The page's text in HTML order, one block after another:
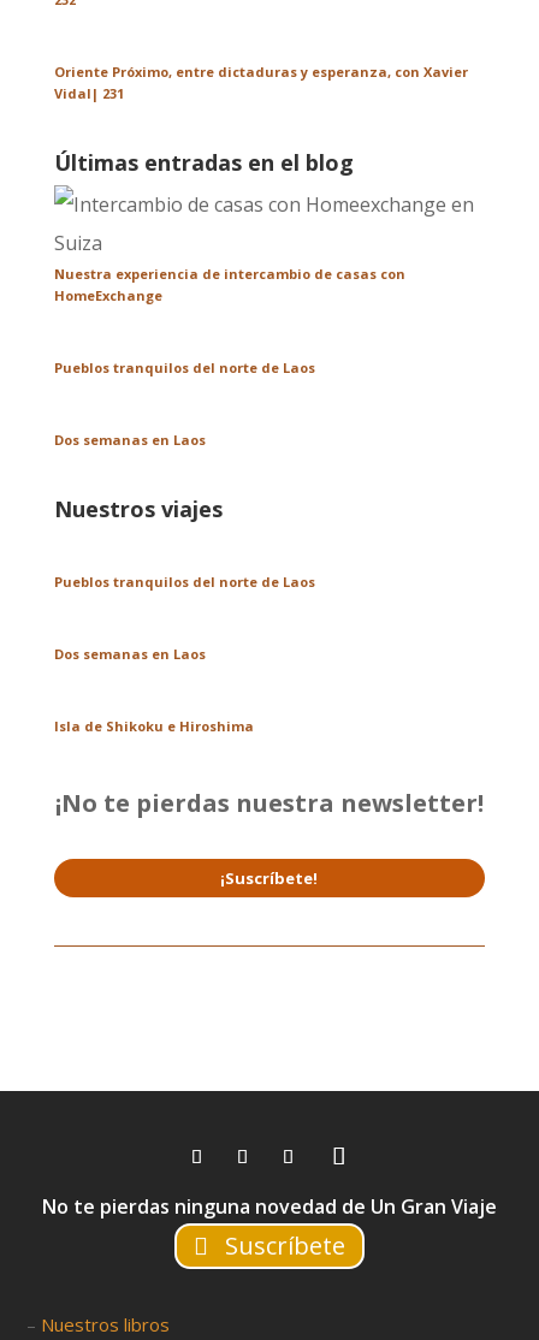
Oriente Próximo, entre dictaduras y esperanza, con Xavier
Vidal| 231
Últimas entradas en el blog
Nuestra experiencia de intercambio de casas con
HomeExchange
Pueblos tranquilos del norte de Laos
Dos semanas en Laos
Nuestros viajes
Pueblos tranquilos del norte de Laos
Dos semanas en Laos
Isla de Shikoku e Hiroshima
¡No te pierdas nuestra newsletter!
¡Suscríbete!
No te pierdas ninguna novedad de Un Gran Viaje
Suscríbete
– Nuestros libros